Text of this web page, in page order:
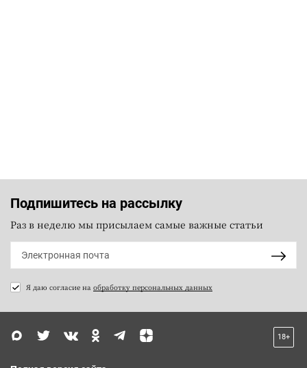
Подпишитесь на рассылку
Раз в неделю мы присылаем самые важные статьи
Я даю согласие на обработку персональных данных
18+